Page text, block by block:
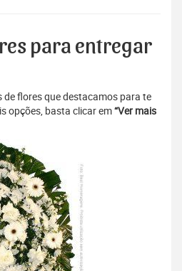
para entregar
de flores que destacamos para te
opções, basta clicar em“Ver mais